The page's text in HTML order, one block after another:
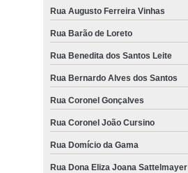
Rua Augusto Ferreira Vinhas
Rua Barão de Loreto
Rua Benedita dos Santos Leite
Rua Bernardo Alves dos Santos
Rua Coronel Gonçalves
Rua Coronel João Cursino
Rua Domício da Gama
Rua Dona Eliza Joana Sattelmayer